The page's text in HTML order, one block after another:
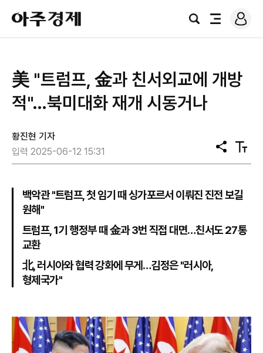
아
주
경
검
전
로
그
美 "트럼프, 金과 친서외교에 개방
적"…북미대화 재개 시동거나
황진현 기자
입력 2025-06-12 15:31
공
유
텍
스
기
백악관 "트럼프, 첫 임기 때 싱가포르서 이뤄진 진전 보길
원해"
트럼프, 1기 행정부 때 金과 3번 직접 대면…친서도 27통
교환
北, 러시아와 협력 강화에 무게…김정은 "러시아,
형제국가"